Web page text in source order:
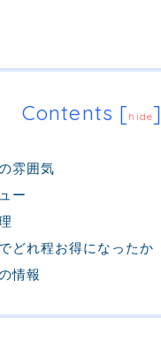
Contents [hide]
雰囲気
ー
どれ程お得になったか
情報